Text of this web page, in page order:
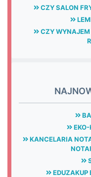
CZY SALON
CZY
EKO-
KANCELARIA
EDUZAKUP